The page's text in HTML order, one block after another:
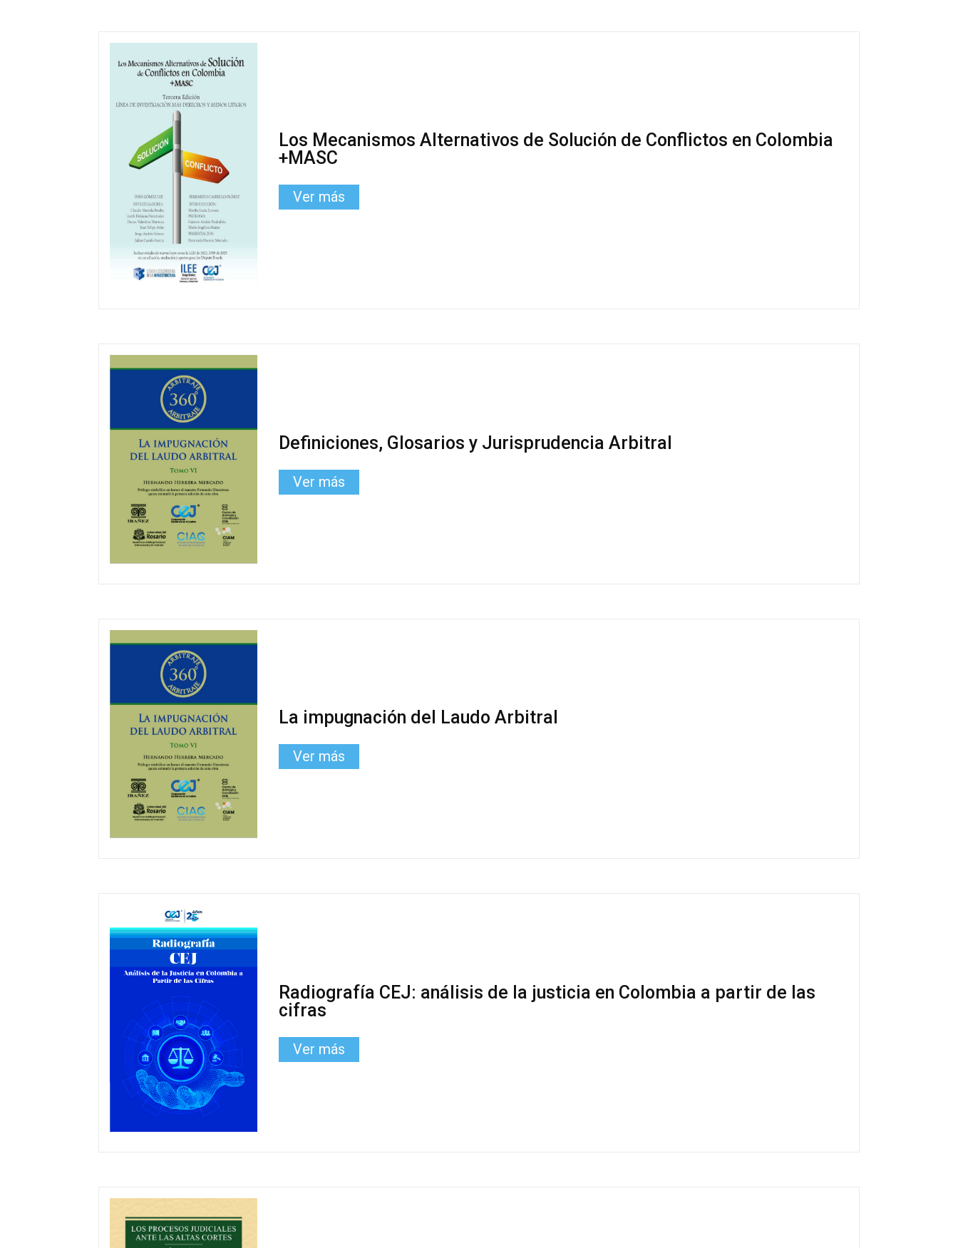
Los Mecanismos Alternativos de Solución de Conflictos en Colombia
+MASC
Ver más
Definiciones, Glosarios y Jurisprudencia Arbitral
Ver más
La impugnación del Laudo Arbitral
Ver más
Radiografía CEJ: análisis de la justicia en Colombia a partir de las
cifras
Ver más